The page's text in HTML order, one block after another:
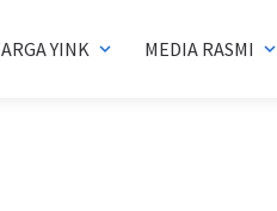
YINK expand_more MEDIA RASMI expand_more